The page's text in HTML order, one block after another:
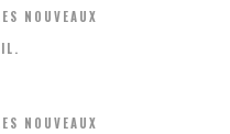
NOUVEAUX
NOUVEAUX